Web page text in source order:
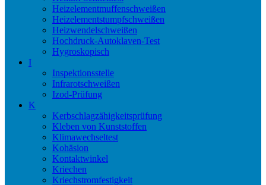
Heizelementmuffenschweißen
Heizelementstumpfschweißen
Heizwendelschweißen
Hochdruck-Autoklaven-Test
Hygroskopisch
I
Inspektionsstelle
Infrarotschweißen
Izod-Prüfung
K
Kerbschlagzähigkeitsprüfung
Kleben von Kunststoffen
Klimawechseltest
Kohäsion
Kontaktwinkel
Kriechen
Kriechstromfestigkeit